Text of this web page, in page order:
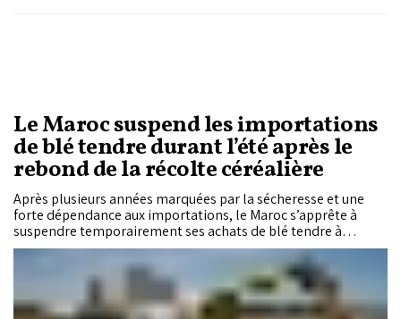
Le Maroc suspend les importations
de blé tendre durant l’été après le
rebond de la récolte céréalière
Après plusieurs années marquées par la sécheresse et une
forte dépendance aux importations, le Maroc s’apprête à
suspendre temporairement ses achats de blé tendre à
l’étranger durant l’été 2026. Portée par une récolte céréalière
en forte hausse grâce aux pluies abondantes de cette saison,
cette décision marque un tournant dans l’équilibre du marché
national des céréales.